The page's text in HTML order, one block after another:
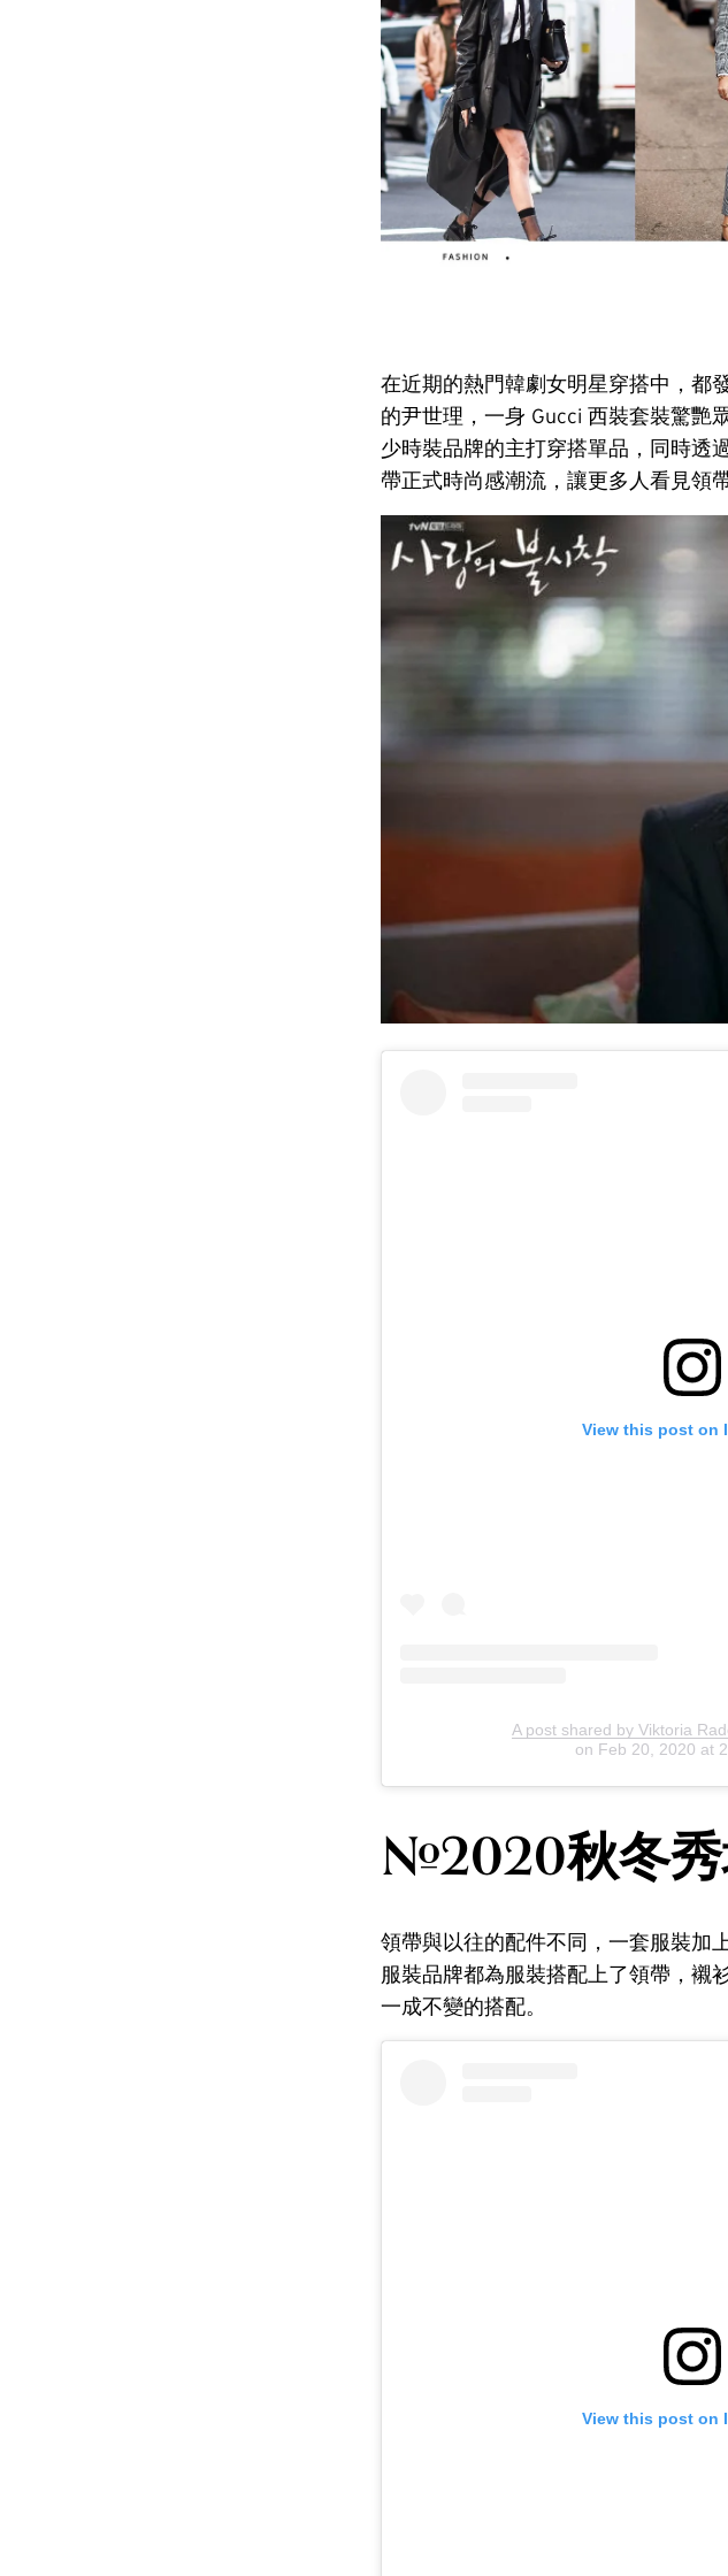
在近期的熱門韓劇女明星穿搭中，都
的尹世理，一身 Gucci 西裝套裝驚艷
少時裝品牌的主打穿搭單品，同時透
帶正式時尚感潮流，讓更多人看見領
View this post on
A post shared by Viktoria
on Feb 20, 2020 at
#2020秋冬秀
領帶與以往的配件不同，一套服裝加
服裝品牌都為服裝搭配上了領帶，襯
一成不變的搭配。
View this post on